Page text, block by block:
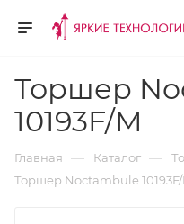
Торшер
10193F/M
Главная — Каталог —
Торшер Noctambule 10193F/